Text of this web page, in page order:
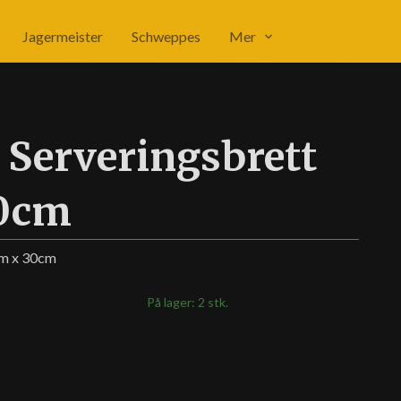
Jagermeister Schweppes Mer
Serveringsbrett
x 30cm
På lager: 2 stk.